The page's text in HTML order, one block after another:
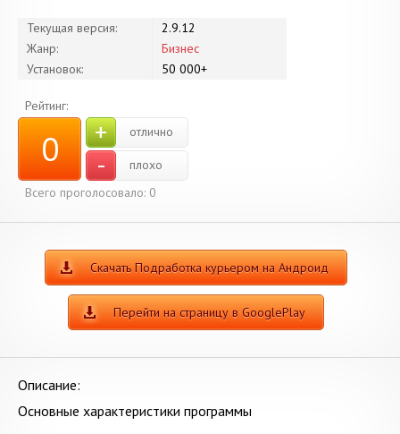
Текущая версия:
2.9.12
Жанр:
Бизнес
Установок:
50 000+
Рейтинг:
0 + отлично
-
плохо
Всего проголосовало: 0
Скачать Подработка курьером на Андроид
Перейти на страницу в GooglePlay
Описание:
Основные характеристики программы